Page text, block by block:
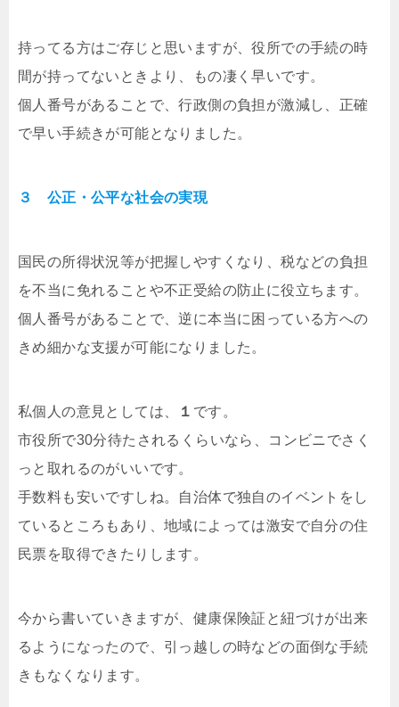
持ってる方はご存じと思いますが、役所での手続の時
間が持ってないときより、もの凄く早いです。
個人番号があることで、行政側の負担が激減し、正確
で早い手続きが可能となりました。
３ 公正・公平な社会の実現
国民の所得状況等が把握しやすくなり、税などの負担
を不当に免れることや不正受給の防止に役立ちます。
個人番号があることで、逆に本当に困っている方への
きめ細かな支援が可能になりました。
私個人の意見としては、 １ です。
市役所で30分待たされるくらいなら、コンビニでさく
っと取れるのがいいです。
手数料も安いですしね。自治体で独自のイベントをし
ているところもあり、地域によっては激安で自分の住
民票を取得できたりします。
今から書いていきますが、健康保険証と紐づけが出来
るようになったので、引っ越しの時などの面倒な手続
きもなくなります。